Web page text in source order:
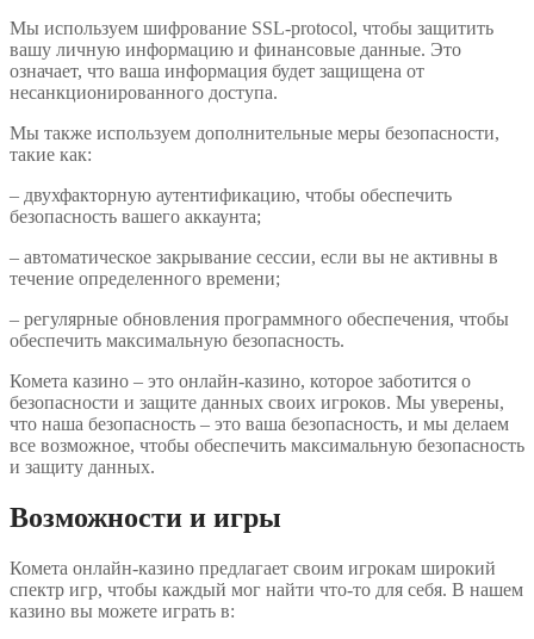
Мы используем шифрование SSL-protocol, чтобы защитить
вашу личную информацию и финансовые данные. Это
означает, что ваша информация будет защищена от
несанкционированного доступа.
Мы также используем дополнительные меры безопасности,
такие как:
– двухфакторную аутентификацию, чтобы обеспечить
безопасность вашего аккаунта;
– автоматическое закрывание сессии, если вы не активны в
течение определенного времени;
– регулярные обновления программного обеспечения, чтобы
обеспечить максимальную безопасность.
Комета казино – это онлайн-казино, которое заботится о
безопасности и защите данных своих игроков. Мы уверены,
что наша безопасность – это ваша безопасность, и мы делаем
все возможное, чтобы обеспечить максимальную безопасность
и защиту данных.
Возможности и игры
Комета онлайн-казино предлагает своим игрокам широкий
спектр игр, чтобы каждый мог найти что-то для себя. В нашем
казино вы можете играть в: